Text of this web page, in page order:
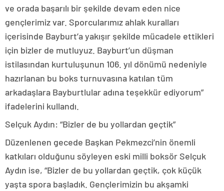
ve orada başarılı bir şekilde devam eden nice
gençlerimiz var. Sporcularımız ahlak kuralları
içerisinde Bayburt’a yakışır şekilde mücadele ettikleri
için bizler de mutluyuz. Bayburt’un düşman
istilasından kurtuluşunun 106. yıl dönümü nedeniyle
hazırlanan bu boks turnuvasına katılan tüm
arkadaşlara Bayburtlular adına teşekkür ediyorum”
ifadelerini kullandı.
Selçuk Aydın: “Bizler de bu yollardan geçtik”
Düzenlenen gecede Başkan Pekmezci’nin önemli
katkıları olduğunu söyleyen eski milli boksör Selçuk
Aydın ise, “Bizler de bu yollardan geçtik, çok küçük
yaşta spora başladık. Gençlerimizin bu akşamki